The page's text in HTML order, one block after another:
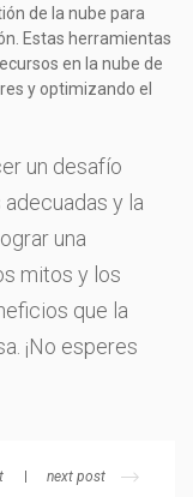
de la nube para
Estas herramientas
en la nube de
y optimizando el
un desafío
y la
una
mitos y los
que la
¡No esperes
next post